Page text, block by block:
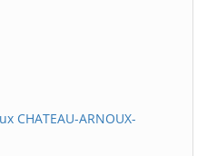
CHATEAU-ARNOUX-